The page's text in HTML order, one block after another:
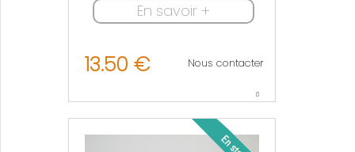
En savoir +
13.50 € Nous contacter
0